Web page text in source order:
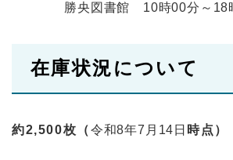
勝央図書館 10時00分～18
在庫状況について
約2,500枚（令和8年7月14日​ 時点）